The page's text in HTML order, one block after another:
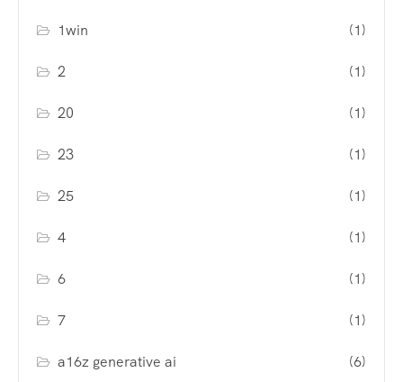
1win (1)
2 (1)
20 (1)
23 (1)
25 (1)
4 (1)
6 (1)
7 (1)
a16z generative ai (6)